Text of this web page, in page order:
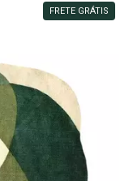
FRETE GRÁTIS